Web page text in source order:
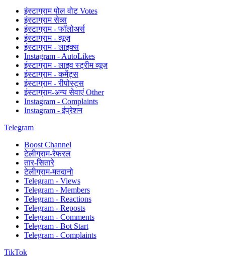
इंस्टाग्राम पोल वोट Votes
इंस्टाग्राम सेव्स
इंस्टाग्राम - फॉलोअर्स
इंस्टाग्राम - व्यूज़
इंस्टाग्राम - लाइक्स
Instagram - AutoLikes
इंस्टाग्राम - लाइव स्ट्रीम व्यूज़
इंस्टाग्राम - कमेंट्स
इंस्टाग्राम - रीपोस्ट्स
इंस्टाग्राम-अन्य सेवाएं Other
Instagram - Complaints
Instagram - इंप्रेशन
Telegram
Boost Channel
टेलीग्राम-रेफरल
तार-सितारे
टेलीग्राम-मतदानो
Telegram - Views
Telegram - Members
Telegram - Reactions
Telegram - Reposts
Telegram - Comments
Telegram - Bot Start
Telegram - Complaints
TikTok